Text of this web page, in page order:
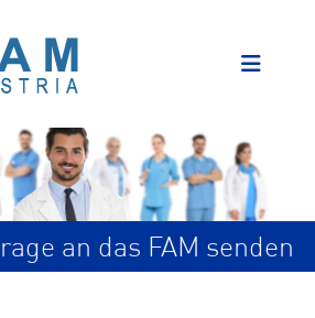
an das FAM senden